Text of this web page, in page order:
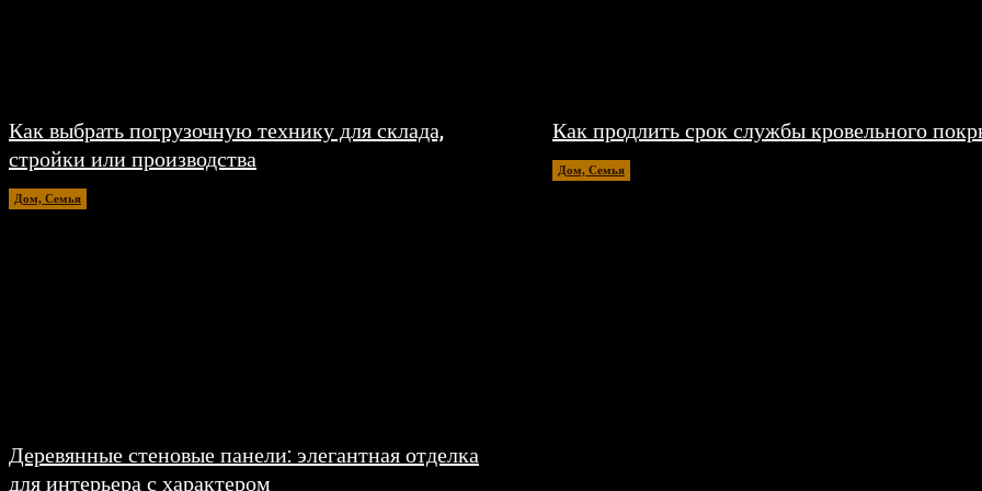
Как выбрать погрузочную технику для склада,
стройки или производства
Дом, Семья
Как продлить срок службы кровельного
Дом, Семья
Деревянные стеновые панели: элегантная отделка
для интерьера с характером